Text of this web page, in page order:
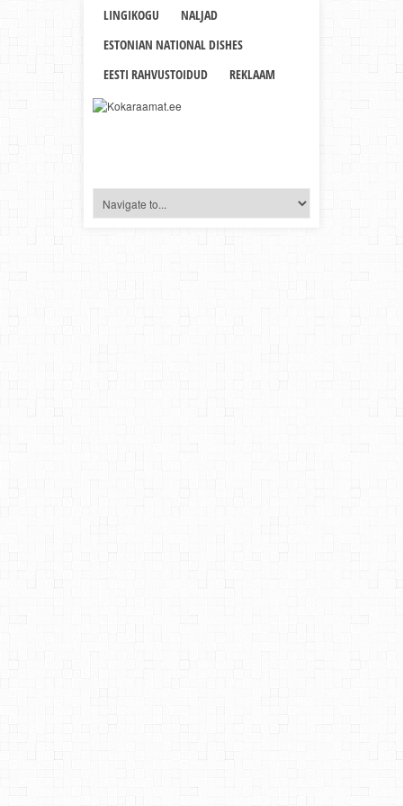
LINGIKOGU
NALJAD
ESTONIAN NATIONAL DISHES
EESTI RAHVUSTOIDUD
REKLAAM